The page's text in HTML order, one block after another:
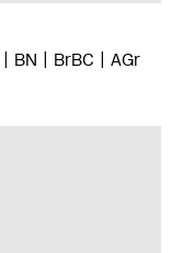
BN BrBC AGr